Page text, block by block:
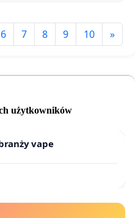
6 7 8 9 10 »
użytkowników
vape